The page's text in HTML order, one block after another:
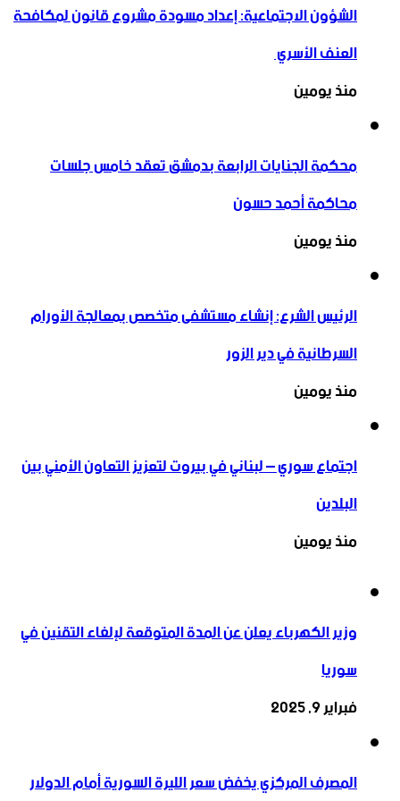
الشؤون الاجتماعية: إعداد مسودة مشروع قانون لمكافحة
العنف الأسري ‏
منذ يومين
محكمة الجنايات الرابعة بدمشق تعقد خامس جلسات
محاكمة أحمد حسون
منذ يومين
الرئيس الشرع: إنشاء ‌‏مستشفى متخصص بمعالجة الأورام
السرطانية في دير الزور
منذ يومين
اجتماع سوري – لبناني في بيروت لتعزيز التعاون ‏الأمني ‏بين
البلدين
منذ يومين
وزير الكهرباء يعلن عن المدة المتوقعة لإلغاء التقنين في
سوريا
فبراير 9, 2025
المصرف المركزي يخفض سعر الليرة السورية أمام الدولار